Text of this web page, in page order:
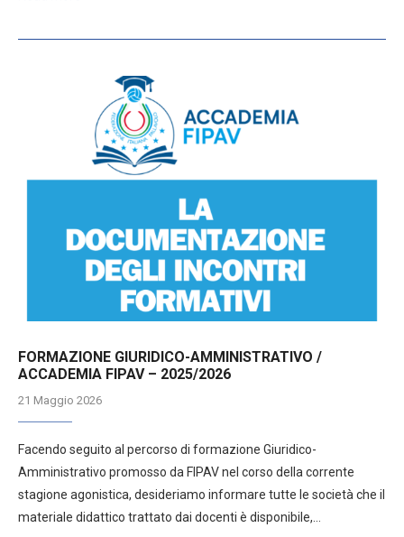
FORMAZIONE GIURIDICO-AMMINISTRATIVO /
ACCADEMIA FIPAV – 2025/2026
21 Maggio 2026
Facendo seguito al percorso di formazione Giuridico-
Amministrativo promosso da FIPAV nel corso della corrente
stagione agonistica, desideriamo informare tutte le società che il
materiale didattico trattato dai docenti è disponibile,…